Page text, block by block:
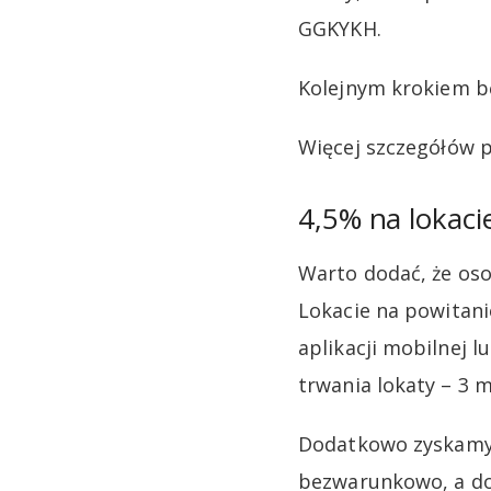
GGKYKH.
Kolejnym krokiem
Więcej
4,5% na
Warto dodać, że
Lokacie na
aplikacji mobilnej
trwania lokaty – 3
Dodatkowo
bezwarunkowo, a